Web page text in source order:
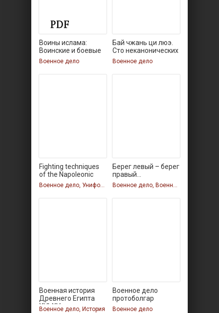
Воины ислама:
Воинские и боевые
Военное дело
Бай чжань ци люэ.
Сто неканонических
Военное дело
Fighting techniques
of the Napoleonic
Военное дело, Униформа
Берег левый – берег
правый...
Военное дело, Военное дело, Военное дело, Военное дело
Военная история
Древнего Египта
XVI-XV
Военное дело, История
Военное дело
протоболгар
Военное дело